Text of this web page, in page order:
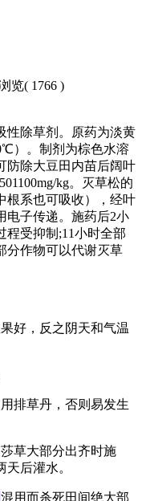
览( 1766 )
性除草剂。原药为淡黄
）。制剂为棕色水溶
防除大豆田内苗后阔叶
kg。灭草松的
根系也可吸收），经叶
电子传递。施药后2小
程受抑制;11小时全部
分作物可以代谢灭草
好，反之阴天和气温
排草丹，否则易发生
草大部分出齐时施
后灌水。
混用而杀死田间绝大部